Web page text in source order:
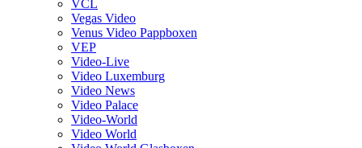
VCL
Vegas Video
Venus Video Pappboxen
VEP
Video-Live
Video Luxemburg
Video News
Video Palace
Video-World
Video World